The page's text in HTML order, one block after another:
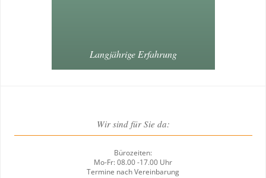
Langjährige Erfahrung
Wir sind für Sie da:
Bürozeiten:
Mo-Fr: 08.00 -17.00 Uhr
Termine nach Vereinbarung